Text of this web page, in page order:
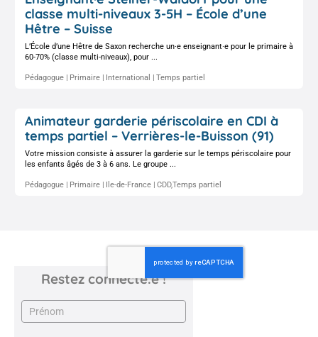
classe multi-niveaux 3-5H – École d’une
Hêtre – Suisse
L’École d’une Hêtre de Saxon recherche un·e enseignant·e pour le primaire à
60-70% (classe multi-niveaux), pour ...
Pédagogue Primaire International Temps partiel
Animateur garderie périscolaire en CDI à
temps partiel – Verrières-le-Buisson (91)
Votre mission consiste à assurer la garderie sur le temps périscolaire pour
les enfants âgés de 3 à 6 ans. Le groupe ...
Pédagogue Primaire Ile-de-France CDD,Temps partiel
Restez connecté.e !
Newsletter